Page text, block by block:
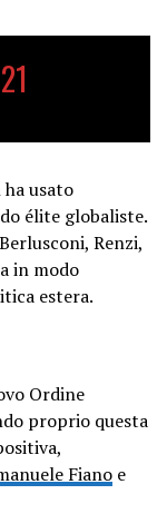
21
usato
élite globaliste.
Renzi,
in modo
estera.
Ordine
proprio questa
Fiano e